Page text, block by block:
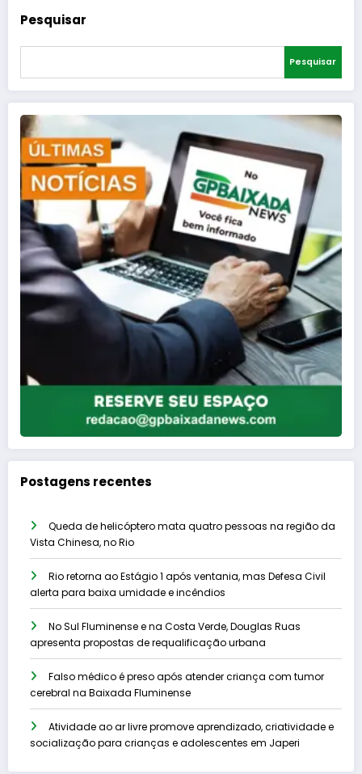
Pesquisar
Pesquisar
Postagens recentes
Queda de helicóptero mata quatro pessoas na região da
Vista Chinesa, no Rio
Rio retorna ao Estágio 1 após ventania, mas Defesa Civil
alerta para baixa umidade e incêndios
No Sul Fluminense e na Costa Verde, Douglas Ruas
apresenta propostas de requalificação urbana
Falso médico é preso após atender criança com tumor
cerebral na Baixada Fluminense
Atividade ao ar livre promove aprendizado, criatividade e
socialização para crianças e adolescentes em Japeri